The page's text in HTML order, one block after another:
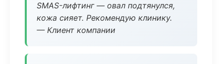
SMAS-лифтинг — овал подтянулся,
кожа сияет. Рекомендую клинику.
— Клиент компании